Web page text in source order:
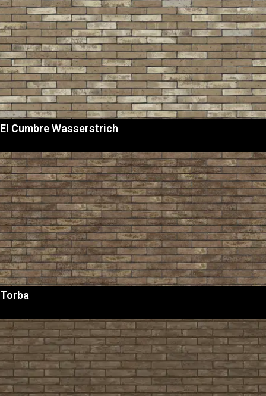
El Cumbre Wasserstrich
Torba